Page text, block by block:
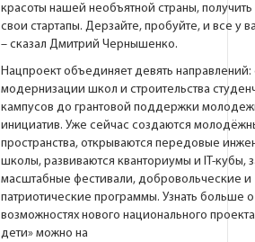
красоты нашей необъятной страны, получить
свои стартапы. Дерзайте, пробуйте, и все у
– сказал Дмитрий Чернышенко.
Нацпроект объединяет девять направлений:
модернизации школ и строительства
кампусов до грантовой поддержки
инициатив. Уже сейчас создаются
пространства, открываются передовые
школы, развиваются кванториумы и IT-кубы,
масштабные фестивали, добровольческие и
патриотические программы. Узнать больше о
возможностях нового национального
дети» можно на